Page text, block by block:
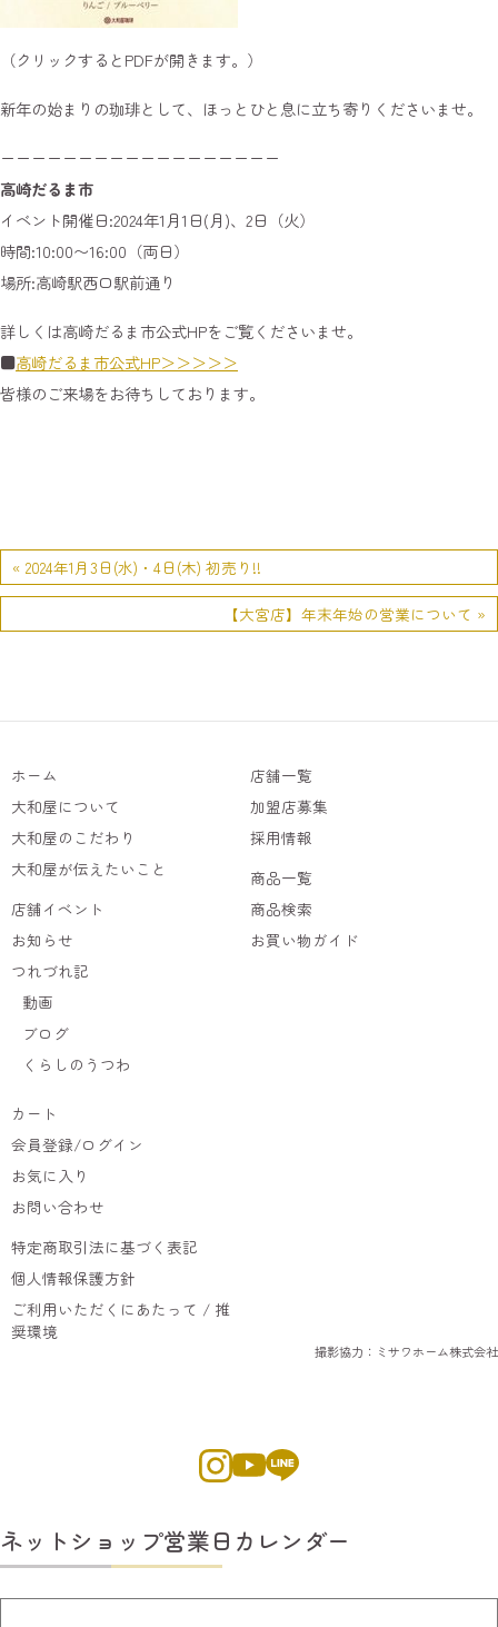
（クリックするとPDFが開きます。）
新年の始まりの珈琲として、ほっとひと息に立ち寄りくださいませ。
ーーーーーーーーーーーーーーーーーー
高崎だるま市
イベント開催日:2024年1月1日(月)、2日（火）
時間:10:00〜16:00（両日）
場所:高崎駅西口駅前通り
詳しくは高崎だるま市公式HPをご覧くださいませ。
■高崎だるま市公式HP＞＞＞＞＞
皆様のご来場をお待ちしております。
« 2024年1月3日(水)・4日(木) 初売り!!
【大宮店】年末年始の営業について »
ホーム
大和屋について
大和屋のこだわり
大和屋が伝えたいこと
店舗イベント
お知らせ
つれづれ記
動画
ブログ
くらしのうつわ
店舗一覧
加盟店募集
採用情報
商品一覧
商品検索
お買い物ガイド
カート
会員登録/ログイン
お気に入り
お問い合わせ
特定商取引法に基づく表記
個人情報保護方針
ご利用いただくにあたって / 推
奨環境
撮影協力：ミサワホーム株式会社
ネットショップ営業日カレンダー